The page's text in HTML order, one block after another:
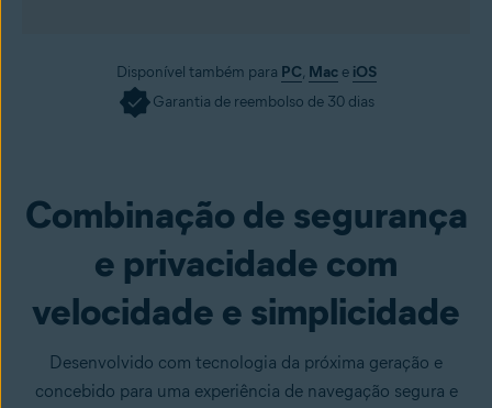
Disponível também para PC, Mac e iOS
Garantia de reembolso de 30 dias
Combinação de segurança
e privacidade com
velocidade e simplicidade
Desenvolvido com tecnologia da próxima geração e
concebido para uma experiência de navegação segura e